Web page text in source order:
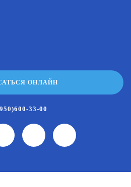
ОНЛАЙН
33-00